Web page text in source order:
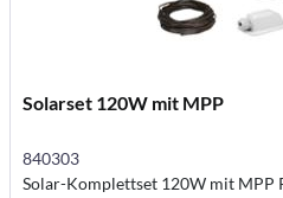
Solarset 120W mit MPP
840303
Solar-Komplettset 120W mit MPP